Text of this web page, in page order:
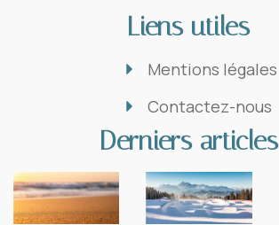
Liens utiles
Mentions légales
Contactez-nous
Derniers articles